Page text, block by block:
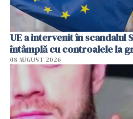
UE a intervenit în scandalul
întâmplă cu controalele la
08 AUGUST 2026